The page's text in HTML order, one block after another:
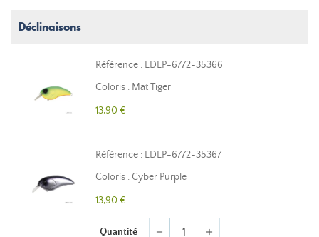
Déclinaisons
Référence : LDLP-6772-35366
Coloris : Mat Tiger
13,90 €
Référence : LDLP-6772-35367
Coloris : Cyber Purple
13,90 €
Quantité remove add